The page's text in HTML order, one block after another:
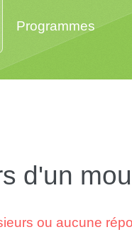
Programmes
d'un
ou aucune